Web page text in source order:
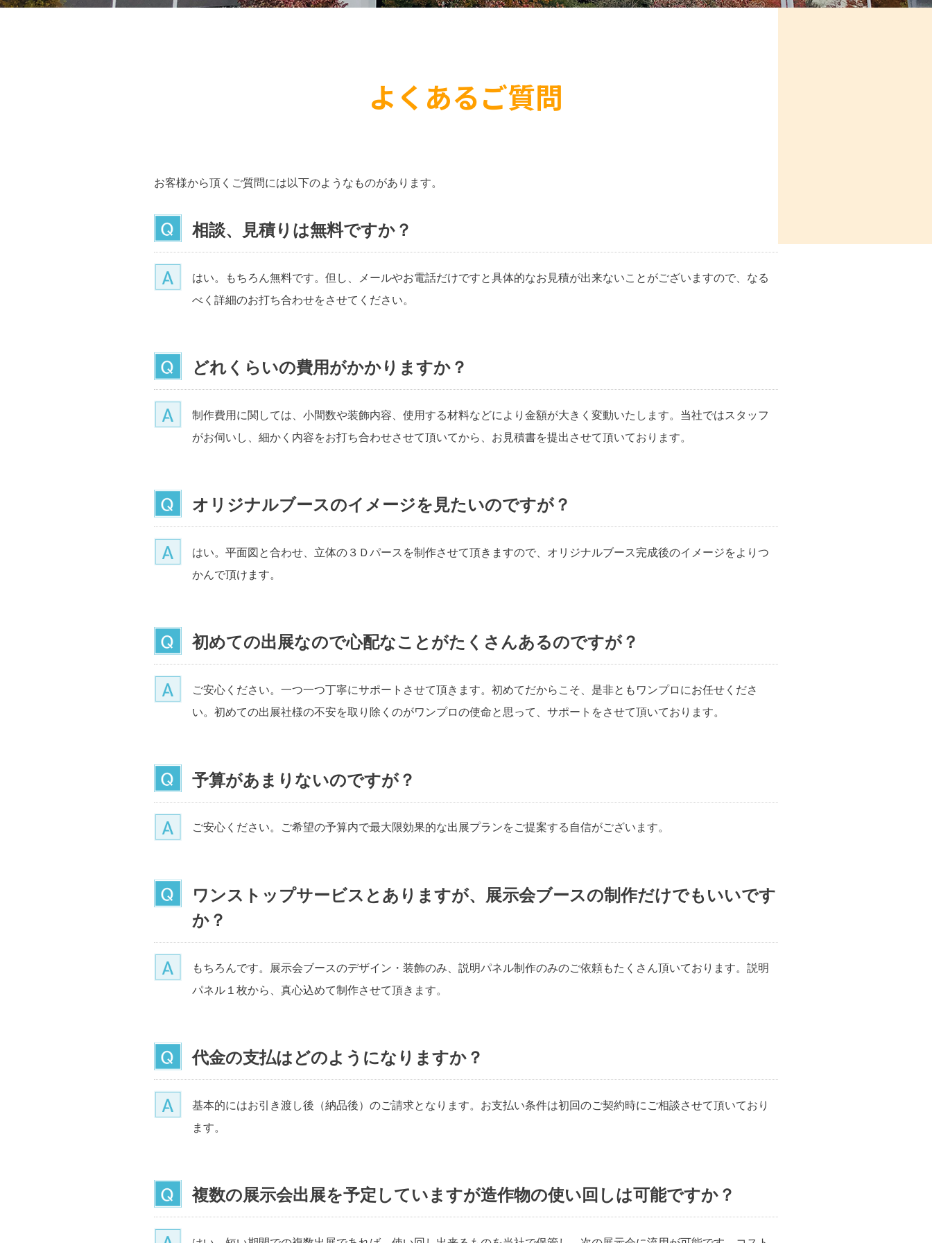
よくあるご質問
お客様から頂くご質問には以下のようなものがあります。
相談、見積りは無料ですか？
はい。もちろん無料です。但し、メールやお電話だけですと具体的なお見積が出来ないことがございますので、なる
べく詳細のお打ち合わせをさせてください。
どれくらいの費用がかかりますか？
制作費用に関しては、小間数や装飾内容、使用する材料などにより金額が大きく変動いたします。当社ではスタッフ
がお伺いし、細かく内容をお打ち合わせさせて頂いてから、お見積書を提出させて頂いております。
オリジナルブースのイメージを見たいのですが？
はい。平面図と合わせ、立体の３Ｄパースを制作させて頂きますので、オリジナルブース完成後のイメージをよりつ
かんで頂けます。
初めての出展なので心配なことがたくさんあるのですが？
ご安心ください。一つ一つ丁寧にサポートさせて頂きます。初めてだからこそ、是非ともワンプロにお任せくださ
い。初めての出展社様の不安を取り除くのがワンプロの使命と思って、サポートをさせて頂いております。
予算があまりないのですが？
ご安心ください。ご希望の予算内で最大限効果的な出展プランをご提案する自信がございます。
ワンストップサービスとありますが、展示会ブースの制作だけでもいいです
か？
もちろんです。展示会ブースのデザイン・装飾のみ、説明パネル制作のみのご依頼もたくさん頂いております。説明
パネル１枚から、真心込めて制作させて頂きます。
代金の支払はどのようになりますか？
基本的にはお引き渡し後（納品後）のご請求となります。お支払い条件は初回のご契約時にご相談させて頂いており
ます。
複数の展示会出展を予定していますが造作物の使い回しは可能ですか？